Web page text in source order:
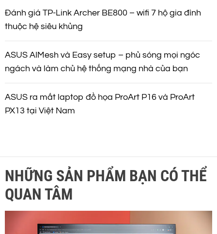
Đánh giá TP-Link Archer BE800 – wifi 7 hộ gia đình
thuộc hệ siêu khủng
ASUS AIMesh và Easy setup – phủ sóng mọi ngóc
ngách và làm chủ hệ thống mạng nhà của bạn
ASUS ra mắt laptop đồ họa ProArt P16 và ProArt
PX13 tại Việt Nam
NHỮNG SẢN PHẨM BẠN CÓ THỂ
QUAN TÂM